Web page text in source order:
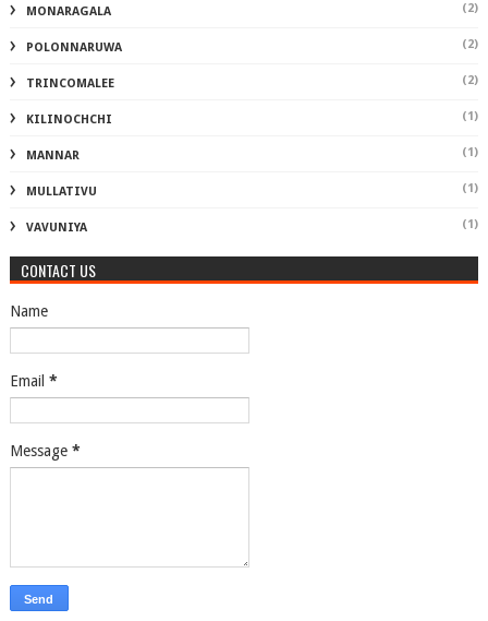
MONARAGALA (2)
POLONNARUWA (2)
TRINCOMALEE (2)
KILINOCHCHI (1)
MANNAR (1)
MULLATIVU (1)
VAVUNIYA (1)
CONTACT US
Name
Email *
Message *